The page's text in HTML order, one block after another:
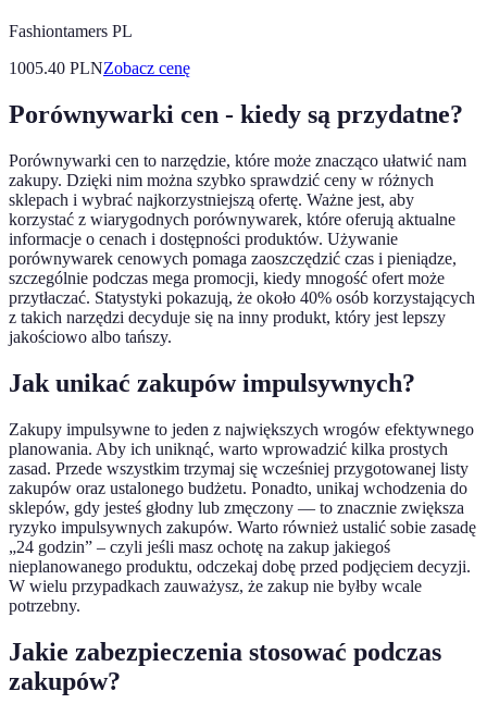
Fashiontamers PL
1005.40 PLNZobacz cenę
Porównywarki cen - kiedy są przydatne?
Porównywarki cen to narzędzie, które może znacząco ułatwić nam
zakupy. Dzięki nim można szybko sprawdzić ceny w różnych
sklepach i wybrać najkorzystniejszą ofertę. Ważne jest, aby
korzystać z wiarygodnych porównywarek, które oferują aktualne
informacje o cenach i dostępności produktów. Używanie
porównywarek cenowych pomaga zaoszczędzić czas i pieniądze,
szczególnie podczas mega promocji, kiedy mnogość ofert może
przytłaczać. Statystyki pokazują, że około 40% osób korzystających
z takich narzędzi decyduje się na inny produkt, który jest lepszy
jakościowo albo tańszy.
Jak unikać zakupów impulsywnych?
Zakupy impulsywne to jeden z największych wrogów efektywnego
planowania. Aby ich uniknąć, warto wprowadzić kilka prostych
zasad. Przede wszystkim trzymaj się wcześniej przygotowanej listy
zakupów oraz ustalonego budżetu. Ponadto, unikaj wchodzenia do
sklepów, gdy jesteś głodny lub zmęczony — to znacznie zwiększa
ryzyko impulsywnych zakupów. Warto również ustalić sobie zasadę
„24 godzin” – czyli jeśli masz ochotę na zakup jakiegoś
nieplanowanego produktu, odczekaj dobę przed podjęciem decyzji.
W wielu przypadkach zauważysz, że zakup nie byłby wcale
potrzebny.
Jakie zabezpieczenia stosować podczas
zakupów?